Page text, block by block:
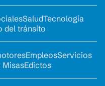
SaludTecnología
del tránsito
EmpleosServicios
MisasEdictos